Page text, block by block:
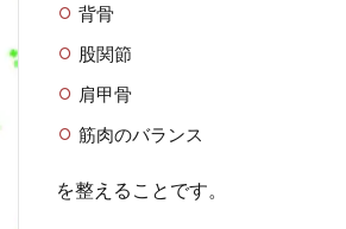
背骨
股関節
肩甲骨
筋肉のバランス
を整えることです。